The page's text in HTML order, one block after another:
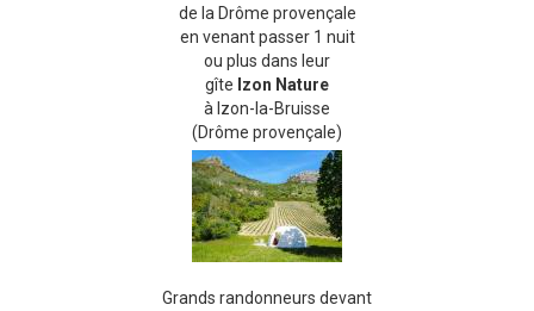
de la Drôme provençale
en venant passer 1 nuit
ou plus dans leur
gîte Izon Nature
à Izon-la-Bruisse
(Drôme provençale)
Grands randonneurs devant